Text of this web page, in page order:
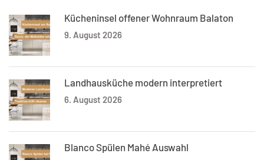
Kücheninsel offener Wohnraum Balaton
9. August 2026
Landhausküche modern interpretiert
6. August 2026
Blanco Spülen Mahé Auswahl